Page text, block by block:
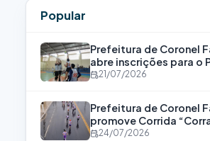
Popular
Prefeitura de Coronel
abre inscrições para o
Bolsa Atleta
21/07/2026
Prefeitura de Coronel
promove Corrida
para fortalecer a luta
24/07/2026